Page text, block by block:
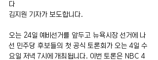
다
김지원 기자가 보도합니다.
오는 24일 예비선거를 앞두고 뉴욕시장 선거에 나
선 민주당 후보들의 첫 공식 토론회가 오는 4일 수
요일 저녁 7시에 개최됩니다. 이번 토론은 NBC 4